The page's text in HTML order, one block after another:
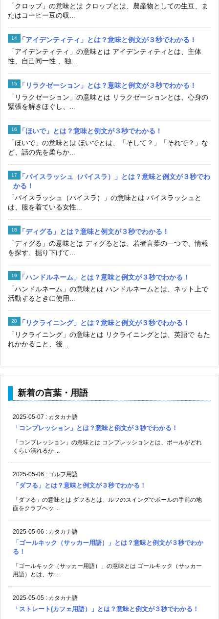
「クロップ」の意味とは クロップとは、農産物としての生豆、ま
たはコーヒー豆の収...
「アイデンティティ」とは？意味と例文が３秒でわかる！
「アイデンティティ」の意味とは アイデンティティとは、主体
性、自己同一性 、独...
「リラクゼーション」とは？意味と例文が３秒でわかる！
「リラクゼーション」の意味とは リラクゼーションとは、心身の
緊張を解きほぐし、...
「ほいで」とは？意味と例文が３秒でわかる！
「ほいで」の意味とは ほいでとは、「そして？」「それで？」な
ど、話の先を柔らか...
「パイスラッシュ（パイスラ）」とは？意味と例文が３秒でわ
かる！
「パイスラッシュ（パイスラ）」の意味とは パイスラッシュと
は、服を着ている女性...
「ディグる」とは？意味と例文が３秒でわかる！
「ディグる」の意味とは ディグるとは、若者言葉の一つで、情報
を探す、掘り下げて...
「ハンドルネーム」とは？意味と例文が３秒でわかる！
「ハンドルネーム」の意味とは ハンドルネームとは、ネット上で
活動するときに使用...
「リクライニング」とは？意味と例文が３秒でわかる！
「リクライニング」の意味とは リクライニングとは、英語で もた
れかかること、後...
新着の言葉・用語
2025-05-07 : カタカナ語
「コンプレッション」とは？意味と例文が３秒でわかる！
「コンプレッション」の意味とは コンプレッションとは、ボールがどれ
くらい潰れるか ...
2025-05-06 : ゴルフ用語
「ダフる」とは？意味と例文が３秒でわかる！
「ダフる」の意味とは ダフるとは、ルフのスイングでボールの手前の地
面をクラブヘッ ...
2025-05-06 : カタカナ語
「ゴールキック（サッカー用語）」とは？意味と例文が３秒でわか
る！
「ゴールキック（サッカー用語）」の意味とは ゴールキック（サッカー
用語）とは、サ ...
2025-05-05 : カタカナ語
「ストレート(カフェ用語）」とは？意味と例文が３秒でわかる！